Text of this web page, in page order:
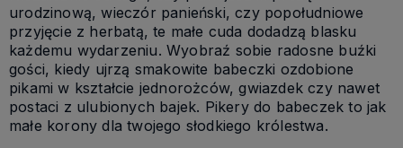
urodzinową, wieczór panieński, czy popołudniowe
przyjęcie z herbatą, te małe cuda dodadzą blasku
każdemu wydarzeniu. Wyobraź sobie radosne buźki
gości, kiedy ujrzą smakowite babeczki ozdobione
pikami w kształcie jednorożców, gwiazdek czy nawet
postaci z ulubionych bajek. Pikery do babeczek to jak
małe korony dla twojego słodkiego królestwa.